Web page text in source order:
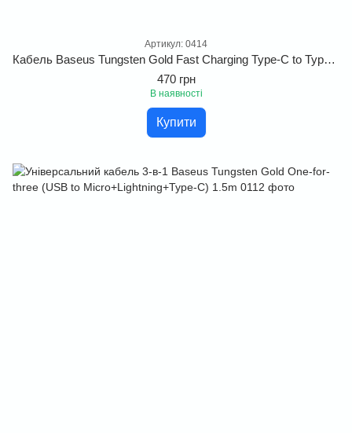
Артикул: 0414
Кабель Baseus Tungsten Gold Fast Charging Type-C to Type-C 240W 1 м — швидка зарядка та синхронізація
470 грн
В наявності
Купити